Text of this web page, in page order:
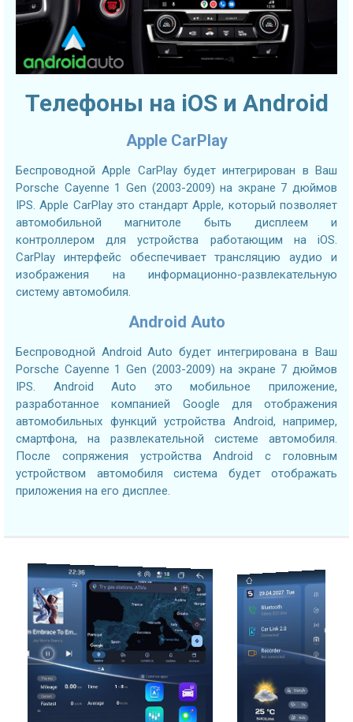
Телефоны на iOS и Android
Apple CarPlay
Беспроводной Apple CarPlay будет интегрирован в Ваш
Porsche Cayenne 1 Gen (2003-2009) на экране 7 дюймов
IPS. Apple CarPlay это стандарт Apple, который позволяет
автомобильной магнитоле быть дисплеем и
контроллером для устройства работающим на iOS.
CarPlay интерфейс обеспечивает трансляцию аудио и
изображения на информационно-развлекательную
систему автомобиля.
Android Auto
Беспроводной Android Auto будет интегрирована в Ваш
Porsche Cayenne 1 Gen (2003-2009) на экране 7 дюймов
IPS. Android Auto это мобильное приложение,
разработанное компанией Google для отображения
автомобильных функций устройства Android, например,
смартфона, на развлекательной системе автомобиля.
После сопряжения устройства Android с головным
устройством автомобиля система будет отображать
приложения на его дисплее.
2.7GHZ CPU